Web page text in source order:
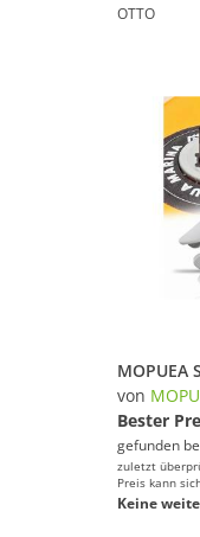
OTTO
von
Bester
gefunden
zuletzt
Preis kann
Keine